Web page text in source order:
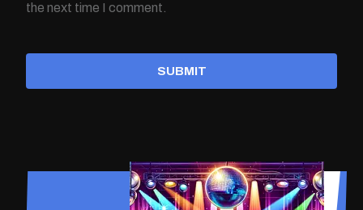
the next time I comment.
SUBMIT